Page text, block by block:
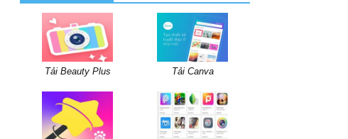
Tải Beauty Plus Tải Canva